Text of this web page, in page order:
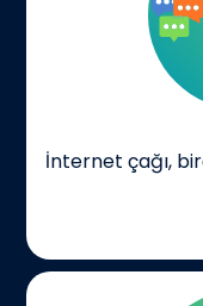
İnternet çağı,